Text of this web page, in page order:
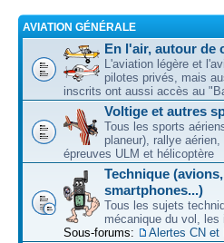
AVIATION GÉNÉRALE
En l'air, autour de
L'aviation légère et
pilotes privés, mais
inscrits ont aussi accès au
Voltige et autres
Tous les sports
planeur), rallye
épreuves ULM et hélicoptère
Technique
smartphones...)
Tous les sujets
mécanique du vol, les
Sous-forums:
Alertes CN et